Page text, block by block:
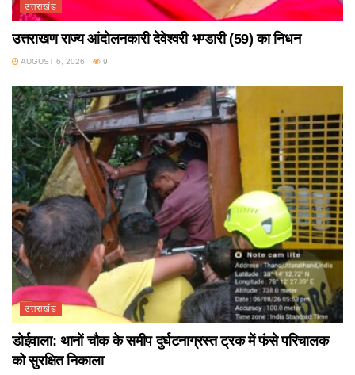
उत्तराखंड
उत्तराखण राज्य आंदोलनकारी देवेश्वरी भण्डारी (59) का निधन
AUGUST 6, 2026 9
उत्तराखंड
डोईवाला: थानों चौक के समीप दुर्घटनाग्रस्त ट्रक में फंसे परिचालक
को सुरक्षित निकाला